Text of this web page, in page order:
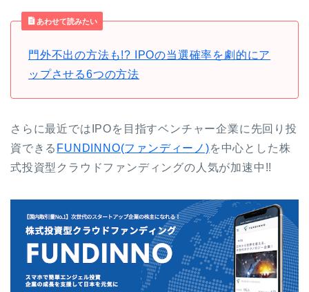
あわせて読みたい
門外不出の方法も!? IPOの当選確率を劇的にア
ップさせる6つの方法
さらに最近ではIPOを目指すベンチャー企業に先回り投
資できる FUNDINNO(ファンディーノ)を中心とした株
式投資型クラウドファンディングの人気が加速中!!